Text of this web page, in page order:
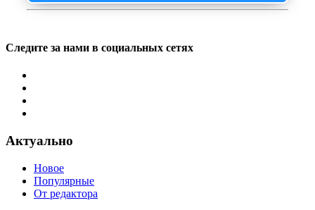
Следите за нами в социальных сетях
Актуально
Новое
Популярные
От редактора